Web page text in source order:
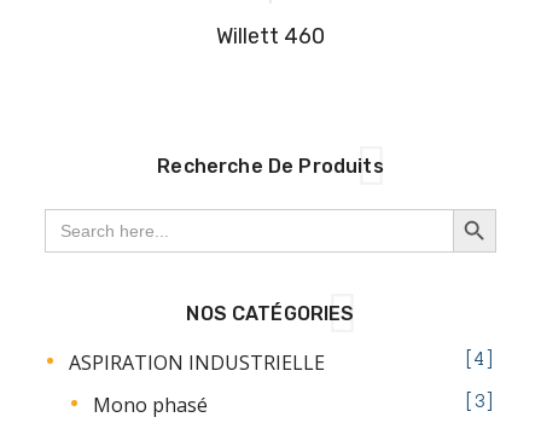
willett 460
Recherche De Produits
Search
for:
SEARCH BUTTON
NOS CATÉGORIES
ASPIRATION INDUSTRIELLE 4
Mono phasé 3